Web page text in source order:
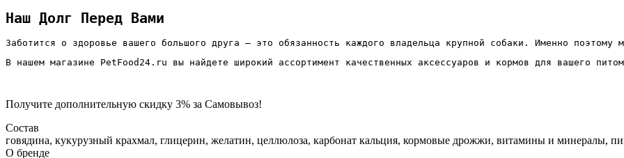
Наш Долг Перед Вами
Заботится о здоровье вашего большого друга — это обязанность каждого владельца крупной собаки. Именно
В нашем магазине PetFood24.ru вы найдете широкий ассортимент качественных аксессуаров и кормов для вашего
Получите дополнительную скидку 3% за Самовывоз!
Состав
говядина, кукурузный крахмал, глицерин, желатин, целлюлоза, карбонат кальция, кормовые дрожжи, витамины и минералы,
О бренде